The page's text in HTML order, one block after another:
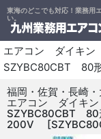
東海のどこでも対応！業務用
い。
ホーム > 業務用エア
福岡・佐賀・長崎
エアコン ダイキ
SZYBC80CBT 80
福岡・佐賀・長崎
エアコン ダイキ
SZYBC80CBT 80
200V
[